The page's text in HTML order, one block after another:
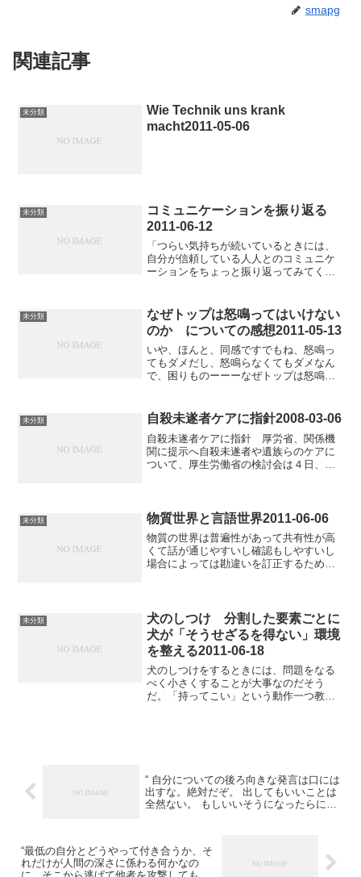
smapg
関連記事
未分類
Wie Technik uns krank
macht2011-05-06
未分類
コミュニケーションを振り返る
2011-06-12
「つらい気持ちが続いているときには、
自分が信頼している人人とのコミュニケ
ーションをちょっと振り返ってみてくだ
があるときには、お互いの考えを確認し
てください」こんな言い方...
未分類
なぜトップは怒鳴ってはいけない
のか についての感想2011-05-13
いや、ほんと、同感ですでもね、怒鳴っ
てもダメだし、怒鳴らなくてもダメなん
で、困りものーーーなぜトップは怒鳴っ
とは、（１）組織の個々の構成員に適切
な誘因（incenti...
未分類 自殺未遂者ケアに指針2008-03-06
自殺未遂者ケアに指針 厚労省、関係機
関に提示へ自殺未遂者や遺族らのケアに
ついて、厚生労働省の検討会は４日、医
中、周囲の関係者が適切に...
未分類 物質世界と言語世界2011-06-06
物質の世界は普遍性があって共有性が高
くて話が通じやすいし確認もしやすいし
場合によっては勘違いを訂正するために
かし昔からの習慣で人間は...
未分類
犬のしつけ 分割した要素ごとに
犬が「そうせざるを得ない」環境
を整える2011-06-18
犬のしつけをするときには、問題をなる
べく小さくすることが大事なのだそう
だ。「持ってこい」という動作一つ教え
“ 自分についての後ろ向きな発言は口には
出すな。絶対だぞ。 出してもいいことは
全然ない。 もしいいそうになったらにゃ
“最低の自分とどうやって付き合うか、そ
れだけが人間の深さに係わる何かなの